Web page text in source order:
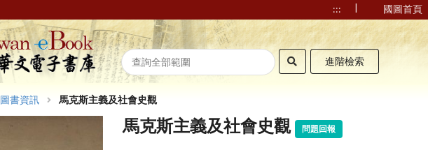
::: | 國圖首頁
進階檢索
圖書資訊 馬克斯主義及社會史觀
馬克斯主義及社會史觀 問題回報